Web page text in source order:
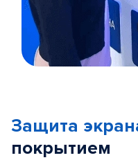
5
Защита
покрытием